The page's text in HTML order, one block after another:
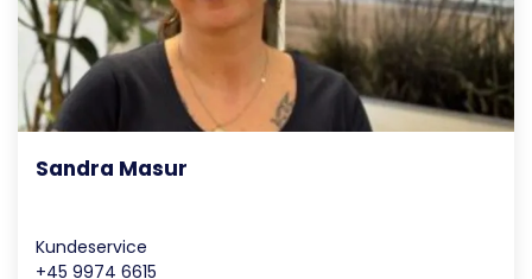
Sandra Masur
Kundeservice
+45 9974 6615